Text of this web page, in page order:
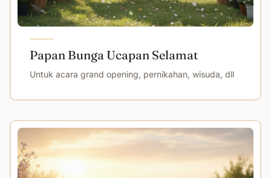
Papan Bunga Ucapan Selamat
Untuk acara grand opening, pernikahan, wisuda, dll